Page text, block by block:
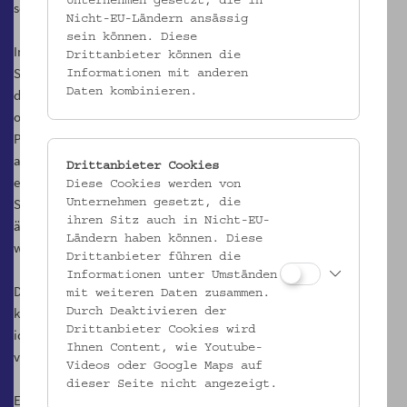
selbst zu tanzen.
In einem weiteren Teil der Ausstellung wird die wissenschaftliche
Spurensuche nach den Ursprüngen, den Aufführungsweisen und
dem oftmaligen Bedeutungswandel des Tresterertanzes
offengelegt. Seine Geschichte verläuft nicht linear; sie ist ein
Puzzlespiel, das höfische Feste und den Karneval von Venedig
aufblitzen lässt. Schriftliche Dokumente, Grafiken und Fotografien
ermöglichen es den Besuchern und Besucherinnen, eigene
Sichtweisen auf den Brauch zu entwickeln und zu reflektieren. Die
ältesten in musealen Sammlungen erhaltenen Trestererkostüme
werden erstmals gemeinsam in einer Ausstellung gezeigt.
Diese Ausstellung verortet das Tresterertanzen unterschiedlich: als
kreatives Gestalten, als statisches Bewahren und
identifikatorisches Bewerten sowie als Ort des Sezierens nach
verschiedenen Aspekten.
Eine Kooperation des Volkskundemuseums Wien mit dem
Nicht-EU-Ländern ansässig
sein können. Diese
Drittanbieter können die
Informationen mit anderen
Daten kombinieren.
Drittanbieter Cookies
Diese Cookies werden von
Unternehmen gesetzt, die
ihren Sitz auch in Nicht-EU-
Ländern haben können. Diese
Drittanbieter führen die
Informationen unter Umständen
mit weiteren Daten zusammen.
Durch Deaktivieren der
Drittanbieter Cookies wird
Ihnen Content, wie Youtube-
Videos oder Google Maps auf
dieser Seite nicht angezeigt.